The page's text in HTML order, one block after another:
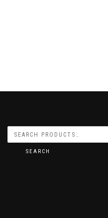
SEARCH